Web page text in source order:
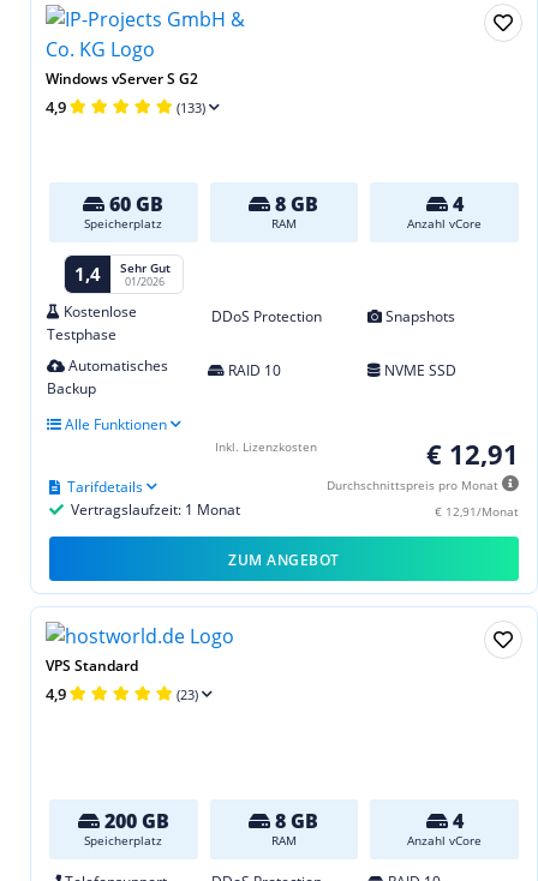
Windows vServer S G2
4,9 (133)
60 GB
Speicherplatz
8 GB
RAM
4
Anzahl vCore
1,4 Sehr Gut
01/2026
Kostenlose
Testphase
DDoS Protection Snapshots
Automatisches
Backup
RAID 10 NVME SSD
Alle Funktionen
€ 12,91
Durchschnittspreis pro Monat
€ 12,91/Monat
Vertragslaufzeit: 1 Monat
Tarifdetails
Inkl. Lizenzkosten
ZUM ANGEBOT
VPS Standard
4,9 (23)
200 GB
Speicherplatz
8 GB
RAM
4
Anzahl vCore